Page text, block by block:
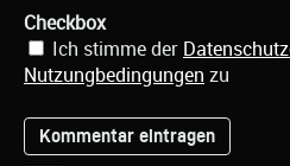
Checkbox
Ich stimme der
Nutzungbedingungen zu